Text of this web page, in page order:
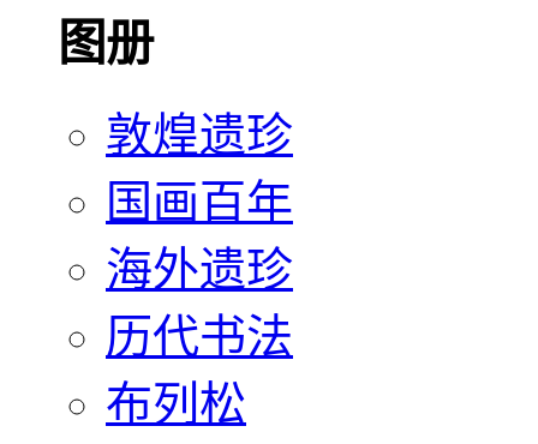
图册
敦煌遗珍
国画百年
海外遗珍
历代书法
布列松